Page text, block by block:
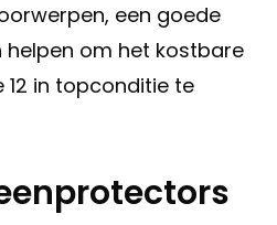
een goede
om het kostbare
12 in topconditie te